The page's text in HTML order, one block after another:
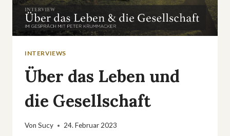
INTERVIEWS
Über das Leben und
die Gesellschaft
Von Sucy 24. Februar 2023